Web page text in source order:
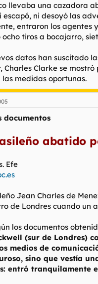
llevaba una cazadora
escapó, ni desoyó las
entraron los agentes
tiros a bocajarro,
datos han suscitado
Charles Clarke se
medidas oportunas.
documentos
abatido
Efe
Jean Charles de
de Londres cuando un
los documentos
(sur de Londres)
medios de
sino que vestía
entró tranquilamente